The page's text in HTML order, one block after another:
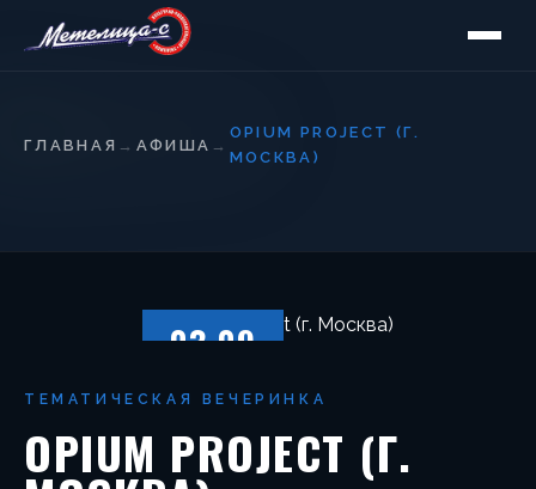
ГЛАВНАЯ → АФИША →
OPIUM PROJECT (Г.
МОСКВА)
03.09
ТЕМАТИЧЕСКАЯ ВЕЧЕРИНКА
OPIUM PROJECT (Г.